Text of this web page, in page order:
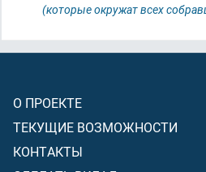
(которые окружат всех
О ПРОЕКТЕ
ТЕКУЩИЕ ВОЗМОЖНОСТИ
КОНТАКТЫ